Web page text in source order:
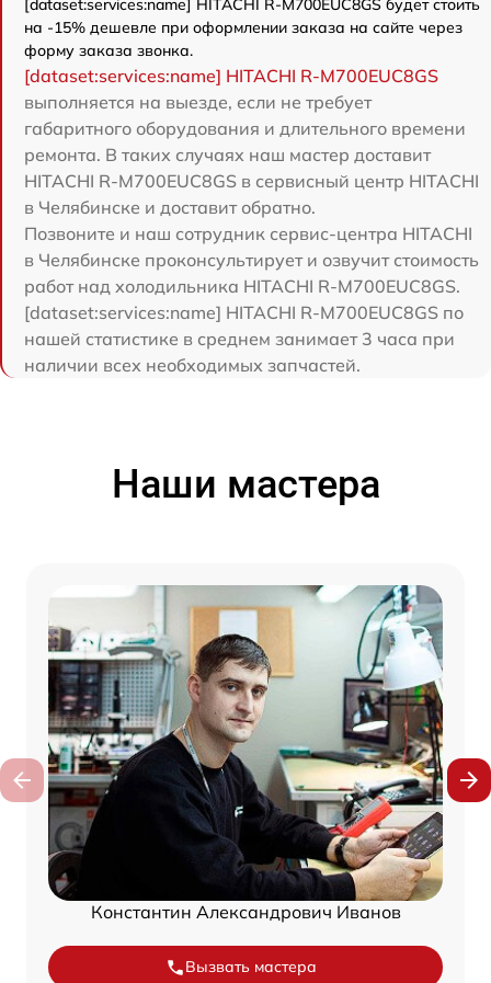
[dataset:services:name] HITACHI R-M700EUC8GS будет стоить
на -15% дешевле при оформлении заказа на сайте через
форму заказа звонка.
[dataset:services:name] HITACHI R-M700EUC8GS
выполняется на выезде, если не требует
габаритного оборудования и длительного времени
ремонта. В таких случаях наш мастер доставит
HITACHI R-M700EUC8GS в сервисный центр HITACHI
в Челябинске и доставит обратно.
Позвоните и наш сотрудник сервис-центра HITACHI
в Челябинске проконсультирует и озвучит стоимость
работ над холодильника HITACHI R-M700EUC8GS.
[dataset:services:name] HITACHI R-M700EUC8GS по
нашей статистике в среднем занимает 3 часа при
наличии всех необходимых запчастей.
Наши мастера
Константин Александрович Иванов
Вызвать мастера